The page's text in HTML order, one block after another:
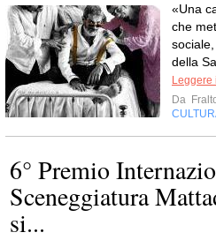
«Una
che
della
Leggere
Da
6° Premio
Sceneggiatura
si...